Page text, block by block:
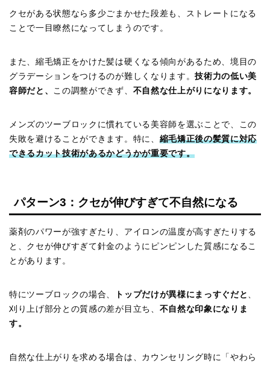
クセがある状態なら多少ごまかせた段差も、ストレートになる
ことで一目瞭然になってしまうのです。
また、縮毛矯正をかけた髪は硬くなる傾向があるため、境目の
グラデーションをつけるのが難しくなります。技術力の低い美
容師だと、 この調整ができず、 不自然な仕上がりになります。
メンズのツーブロックに慣れている美容師を選ぶことで、この
失敗を避けることができます。特に、 縮毛矯正後の髪質に対応
できるカット技術があるかどうかが重要です。
パターン3：クセが伸びすぎて不自然になる
薬剤のパワーが強すぎたり、アイロンの温度が高すぎたりする
と、クセが伸びすぎて針金のようにピンピンした質感になるこ
とがあります。
特にツーブロックの場合、 トップだけが異様にまっすぐだと
刈り上げ部分との質感の差が目立ち、 不自然な印象になりま
す。
自然な仕上がりを求める場合は、カウンセリング時に「やわら